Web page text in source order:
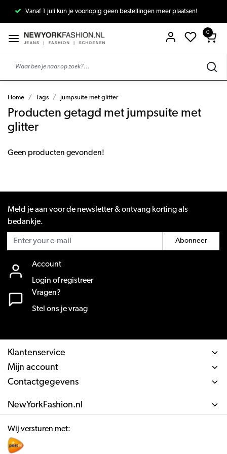
Vanaf 1 juli kun je voorlopig geen bestellingen meer plaatsen!
0
Home Tags jumpsuite met glitter
Producten getagd met jumpsuite met
glitter
Geen producten gevonden!
Meld je aan voor de newsletter & ontvang korting als
bedankje.
Abonneer
Account
Login of registreer
Vragen?
Stel ons je vraag
Klantenservice
Mijn account
Contactgegevens
NewYorkFashion.nl
Wij versturen met: